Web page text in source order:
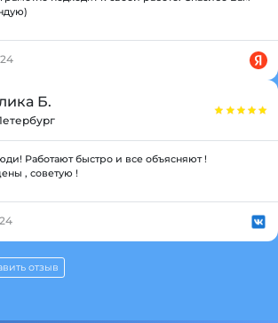
Б.
Работают быстро и все объясняют !
, советую !
отзыв